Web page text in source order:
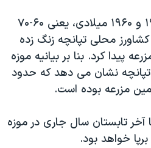
در سال های بین دهه ۱۹۵۰ و ۱۹۶۰ میلادی، یعنی ۶۰-۷۰
محلی تپانچه زنگ زده
پیدا کرد. بنا بر بیانیه موزه
نشان می دهد که حدود
آخر تابستان سال جاری در موزه
خواهد بود.